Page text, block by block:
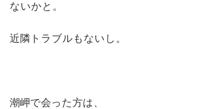
ないかと。
近隣トラブルもないし。
潮岬で会った方は、